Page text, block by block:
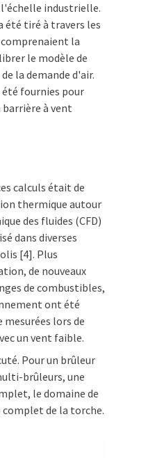
industrielle.
été tiré à travers les
comprenaient la
le modèle de
la demande d'air.
été fournies pour
à vent
calculs était de
thermique autour
des fluides (CFD)
dans diverses
[4]. Plus
de nouveaux
de combustibles,
ont été
lors de
un vent faible.
Pour un brûleur
brûleurs, une
le domaine de
complet de la torche.